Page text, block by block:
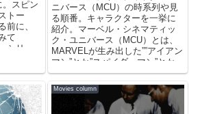
。スピン
トー
前に、
て
シリー
ニバース（MCU）の時系列や見
る順番。キャラクターを一挙に
紹介。マーベル・シネマティッ
ク・ユニバース（MCU）とは、
MARVELが生み出した””アイアン
マン”とか”スパイダーマン”とか
誰もが知っているヒーローを1つ
の世界線でまとめた実写映画作
品の取り組み/世界感の事です。
2008年の『アイアンマン』から
Movies column